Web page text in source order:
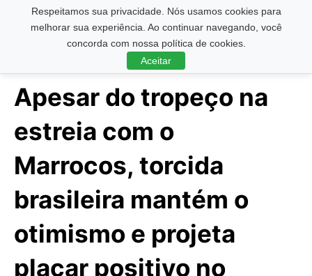
Respeitamos sua privacidade. Nós usamos cookies para
melhorar sua experiência. Ao continuar navegando, você
concorda com nossa política de cookies.
Aceitar
Pesquisar ...
Apesar do tropeço na
estreia com o
Marrocos, torcida
brasileira mantém o
otimismo e projeta
placar positivo no